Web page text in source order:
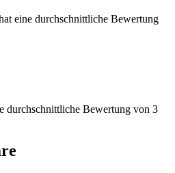
eine durchschnittliche Bewertung
Bewertung von 3